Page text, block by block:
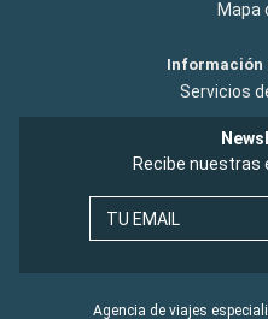
Mapa
Información
Servicios
Recibe
TU EMAIL
Agencia de viajes